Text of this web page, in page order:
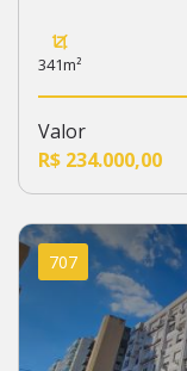
341m²
Valor
R$ 234.000,00
707